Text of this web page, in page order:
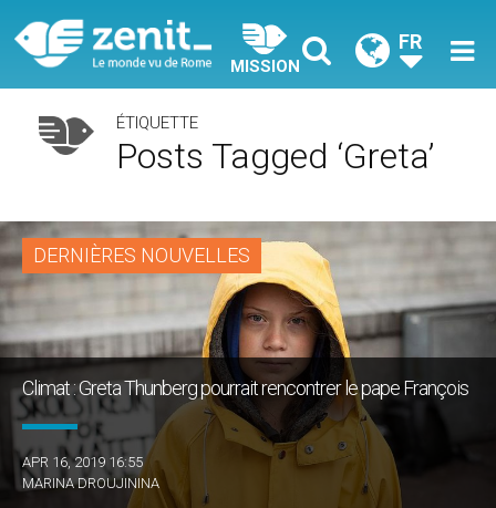
MISSION
FR
ÉTIQUETTE
Posts Tagged ‘Greta’
DERNIÈRES NOUVELLES
Climat : Greta Thunberg pourrait rencontrer le pape François
APR 16, 2019 16:55
MARINA DROUJININA